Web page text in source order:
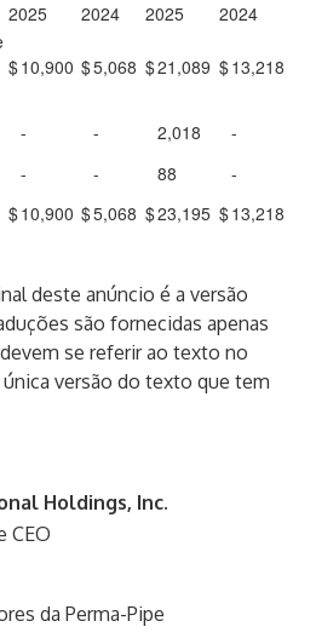
2025
2024 2025
2024
$10,900 $5,068 $21,089 $13,218
- - 2,018
-
- - 88
-
$10,900 $5,068 $23,195 $13,218
deste anúncio é a versão
são fornecidas apenas
se referir ao texto no
versão do texto que tem
Holdings, Inc.
CEO
da Perma-Pipe